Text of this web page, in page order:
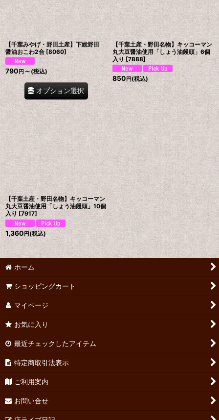
【千葉みやげ・野田土産】下総野田
醤油おこわ2合 [8060]
790 円 ～(税込)
オプション選択
【千葉土産・野田名物】キッコーマン
丸大豆醤油使用「しょう油饅頭」6個
入り [7888]
850 円 (税込)
【千葉土産・野田名物】キッコーマン
丸大豆醤油使用「しょう油饅頭」10個
入り [7917]
1,360 円(税込)
ホーム
ショッピングカート
マイページ
お気に入り
最近チェックしたアイテム
特定商取引法表示
ご利用案内
お問い合せ